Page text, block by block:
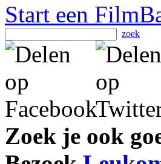
Start een
zoek
Zoek je ook